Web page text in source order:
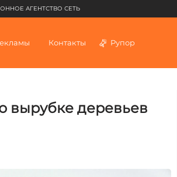
АГЕНТСТВО СЕТЬ
Контакты Рупор
вырубке деревьев